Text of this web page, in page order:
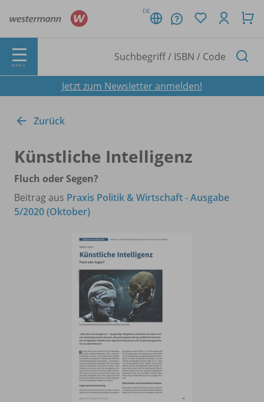
DE
MENÜ
Jetzt zum Newsletter anmelden!
Zurück
Künstliche Intelligenz
Fluch oder Segen?
Beitrag aus Praxis Politik & Wirtschaft - Ausgabe
5/2020 (Oktober)